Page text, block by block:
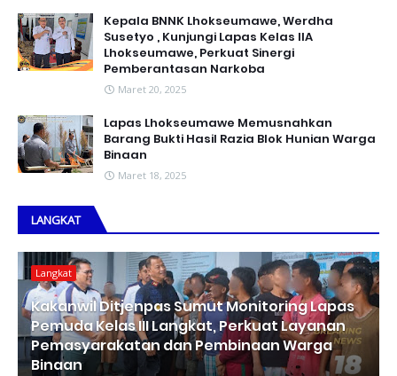
Kepala BNNK Lhokseumawe, Werdha
Susetyo , Kunjungi Lapas Kelas IIA
Lhokseumawe, Perkuat Sinergi
Pemberantasan Narkoba
Maret 20, 2025
Lapas Lhokseumawe Memusnahkan
Barang Bukti Hasil Razia Blok Hunian Warga
Binaan
Maret 18, 2025
LANGKAT
Langkat
Kakanwil Ditjenpas Sumut Monitoring Lapas
Pemuda Kelas III Langkat, Perkuat Layanan
Pemasyarakatan dan Pembinaan Warga
Binaan